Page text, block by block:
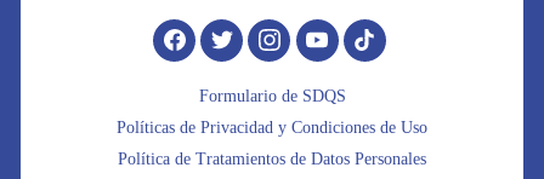
Formulario de SDQS
Políticas de Privacidad y Condiciones de Uso
Política de Tratamientos de Datos Personales